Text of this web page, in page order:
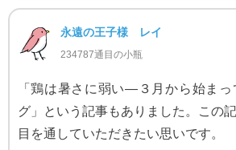
永遠の王子様 レイ
234787通目の小瓶
「鶏は暑さに弱い—３月から始ま
グ」という記事もありました。この
目を通していただきたい思いです。